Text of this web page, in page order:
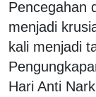
Pencegahan
menjadi
kali menjadi
Hari Anti